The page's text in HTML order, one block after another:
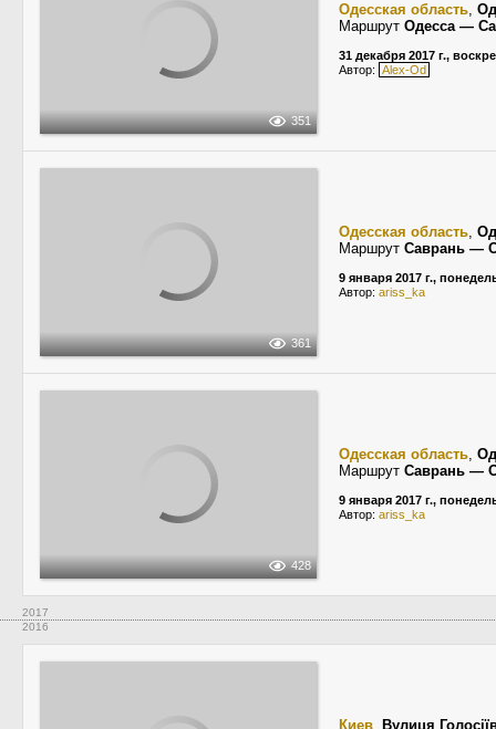
351
Одесская область,
Маршрут Одесса —
31 декабря 2017 г.,
Автор: Alex-Od
361
Одесская область,
Маршрут Саврань —
9 января 2017 г.,
Автор: ariss_ka
428
Одесская область,
Маршрут Саврань —
9 января 2017 г.,
Автор: ariss_ka
2017
2016
Киев Вулиця